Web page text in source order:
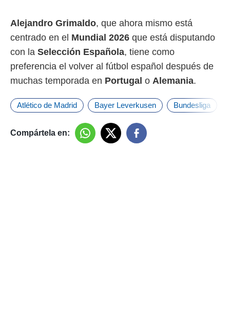
Alejandro Grimaldo, que ahora mismo está
centrado en el Mundial 2026 que está disputando
con la Selección Española, tiene como
preferencia el volver al fútbol español después de
muchas temporada en Portugal o Alemania.
Atlético de Madrid Bayer Leverkusen Bundesliga
Compártela en: